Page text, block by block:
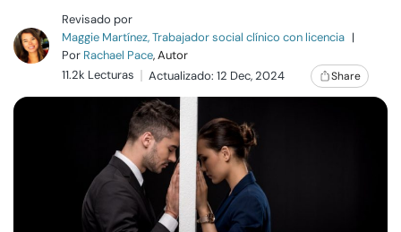
Relaciones
Familia
Revisado por
Maggie Martínez, Trabajador social clínico con licencia |
Por Rachael Pace, Autor
11.2k Lecturas
Actualizado: 12 Dec, 2024 Share